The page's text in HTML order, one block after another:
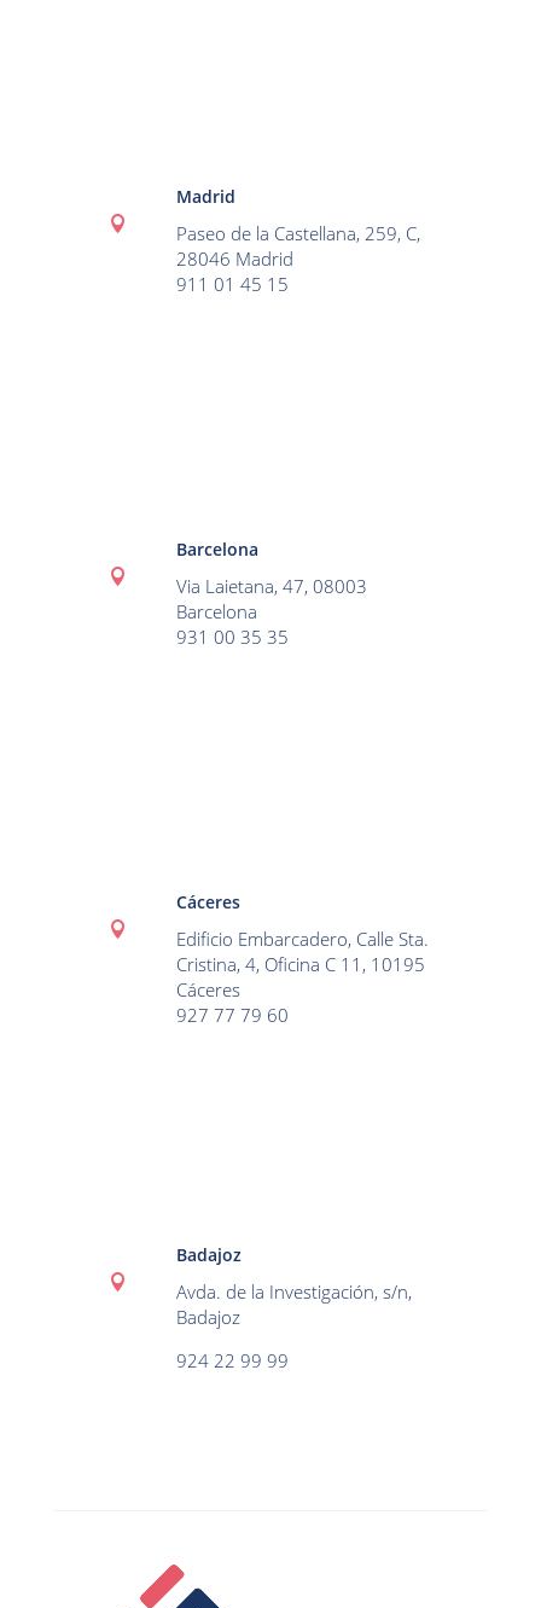

Madrid
Paseo de la Castellana, 259, C,
28046 Madrid
911 01 45 15

Barcelona
Via Laietana, 47, 08003
Barcelona
931 00 35 35

Cáceres
Edificio Embarcadero, Calle Sta.
Cristina, 4, Oficina C 11, 10195
Cáceres
927 77 79 60

Badajoz
Avda. de la Investigación, s/n,
Badajoz
924 22 99 99